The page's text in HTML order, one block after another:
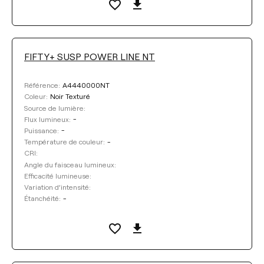
FIFTY+ SUSP POWER LINE NT
Référence: A4440000NT
Coleur: Noir Texturé
Source de lumière:
Flux lumineux: -
Puissance: -
Température de couleur: -
CRI:
Angle du faisceau lumineux:
Efficacité lumineuse:
Variation d’intensité:
Étanchéité: -